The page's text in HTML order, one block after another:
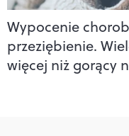
Wypocenie
przeziębienie.
więcej niż gorący